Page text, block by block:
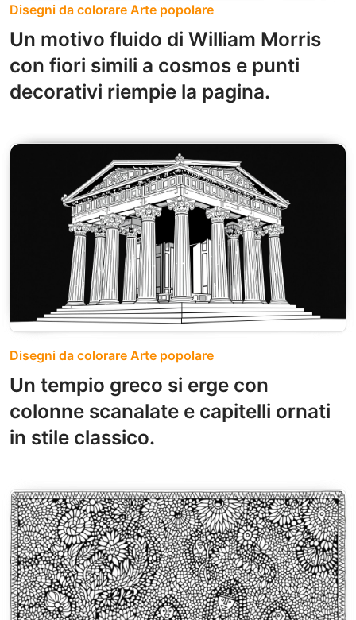
Disegni da colorare Arte popolare
Un motivo fluido di William Morris
con fiori simili a cosmos e punti
decorativi riempie la pagina.
Disegni da colorare Arte popolare
Un tempio greco si erge con
colonne scanalate e capitelli ornati
in stile classico.